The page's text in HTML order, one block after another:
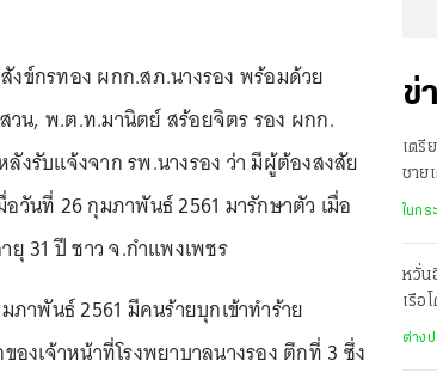
ข์กรทอง ผกก.สภ.นางรอง พร้อมด้วย
น, พ.ต.ท.มานิตย์ สร้อยจิตร รอง ผกก.
งรับแจ้งจาก รพ.นางรอง ว่า มีผู้ต้องสงสัย
วันที่ 26 กุมภาพันธ์ 2561 มารักษาตัว เมื่อ
31 ปี ชาว จ.กำแพงเพชร
าพันธ์ 2561 มีคนร้ายบุกเข้าทำร้าย
งเจ้าหน้าที่โรงพยาบาลนางรอง ตึกที่ 3 ซึ่ง
ข่
เตรี
ชาย
ฌาป
ในกร
หวั่น
เรือ
ต่างป